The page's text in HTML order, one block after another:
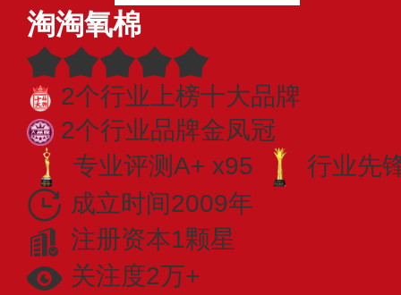
淘淘氧棉
2个行业上榜十大品牌
2个行业品牌金凤冠
专业评测A+ x95
行业先
成立时间2009年
注册资本1颗星
关注度2万+